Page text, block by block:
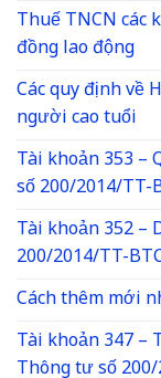
Thuế TNCN
đồng lao động
Các quy định về
người cao tuổi
Tài khoản 353
số 200/2014/TT-
Tài khoản 352
200/2014/TT-
Cách thêm mới
Tài khoản 347
Thông tư số